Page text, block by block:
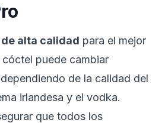
alta calidad para el mejor
puede cambiar
de la calidad del
irlandesa y el vodka.
que todos los